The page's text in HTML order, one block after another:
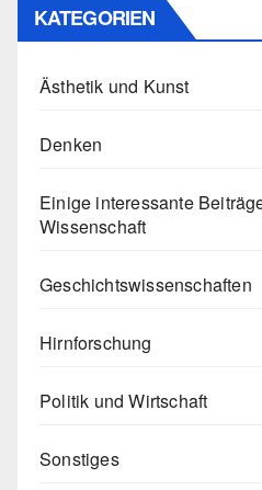
KATEGORIEN
Ästhetik und Kunst
Denken
Einige interessante
Wissenschaft
Geschichtswissenschaften
Hirnforschung
Politik und Wirtschaft
Sonstiges